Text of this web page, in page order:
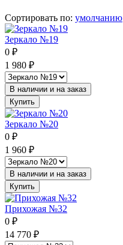
Сортировать по: умолчанию
Зеркало №19
0 ₽
1 980 ₽
В наличии и на заказ
Купить
Зеркало №20
0 ₽
1 960 ₽
В наличии и на заказ
Купить
Прихожая №32
0 ₽
14 770 ₽